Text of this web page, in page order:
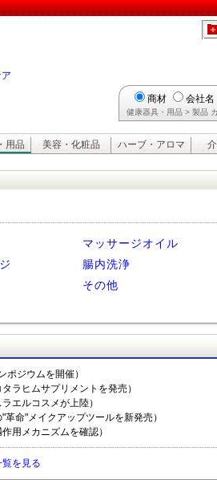
商材 会社名
健康器具・用品 > 製品
用品 美容・化粧品 ハーブ・アロマ
マッサージオイル
腸内洗浄
その他
ジウムを開催）
ラヒムサプリメントを発売）
エルコスメが上陸）
命"メイクアップツールを新発売）
用メカニズムを確認）
を見る